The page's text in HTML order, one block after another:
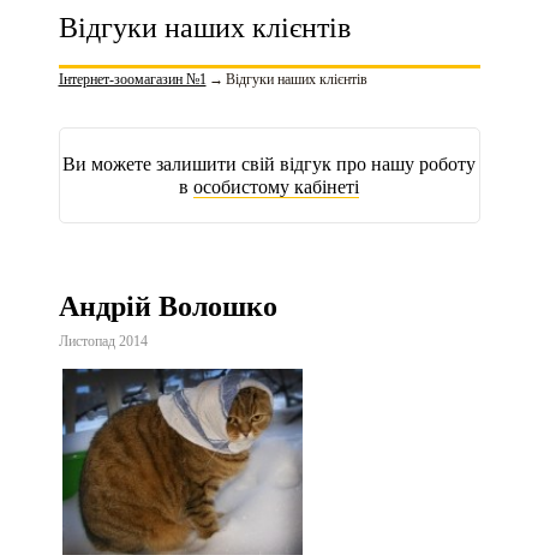
Відгуки наших клієнтів
Інтернет-зоомагазин №1 → Відгуки наших клієнтів
Ви можете залишити свій відгук про нашу роботу
в особистому кабінеті
Андрій Волошко
Листопад 2014